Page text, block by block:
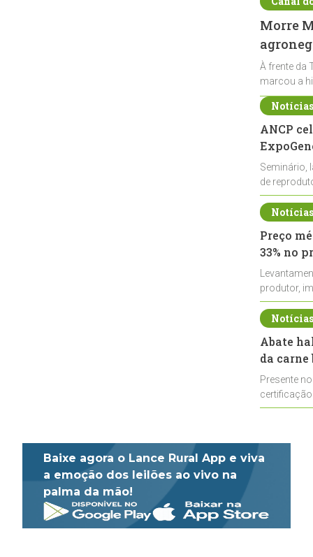
Morre
À frente da
marcou a
ANCP
Seminário,
de
durante a
Preço
33% no
produtor,
de leite cru
Abate
da
Presente
Baixe agora o Lance Rural App e viva
a emoção dos leilões ao vivo na
palma da mão!